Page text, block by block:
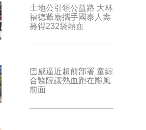
土地公引領公益路 大林
福德爺廟攜手國泰人壽
募得232袋熱血
巴威逼近超前部署 童綜
合醫院讓熱血跑在颱風
前面